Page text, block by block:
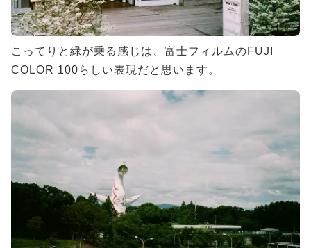
こってりと緑が乗る感じは、富士フィルムのFUJI
COLOR 100らしい表現だと思います。